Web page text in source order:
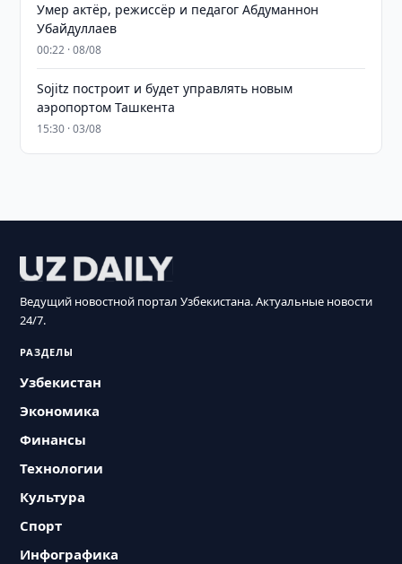
Умер актёр, режиссёр и педагог Абдуманнон
Убайдуллаев
00:22 · 08/08
Sojitz построит и будет управлять новым
аэропортом Ташкента
15:30 · 03/08
Ведущий новостной портал Узбекистана. Актуальные новости
24/7.
РАЗДЕЛЫ
Узбекистан
Экономика
Финансы
Технологии
Культура
Спорт
Инфографика